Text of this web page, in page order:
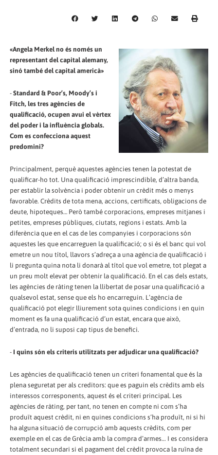
«Angela Merkel no és només un
representant del capital alemany,
sinó també del capital americà»
-Standard & Poor’s, Moody’s i
Fitch, les tres agències de
qualificació, ocupen avui el vèrtex
del poder i la influència globals.
Com es confecciona aquest
predomini?
Principalment, perquè aquestes agències tenen la potestat de
qualificar-ho tot. Una qualificació imprescindible, d’altra banda,
per establir la solvència i poder obtenir un crèdit més o menys
favorable. Crèdits de tota mena, accions, certificats, obligacions de
deute, hipoteques… Però també corporacions, empreses mitjanes i
petites, empreses públiques, ciutats, regions i estats. Amb la
diferència que en el cas de les companyies i corporacions són
aquestes les que encarreguen la qualificació; o si és el banc qui vol
emetre un nou títol, llavors s’adreça a una agència de qualificació i
li pregunta quina nota li donarà al títol que vol emetre, tot plegat a
un preu molt elevat per obtenir la qualificació. En el cas dels estats,
les agències de ràting tenen la llibertat de posar una qualificació a
qualsevol estat, sense que els ho encarreguin. L’agència de
qualificació pot elegir lliurement sota quines condicions i en quin
moment es fa una qualificació d’un estat, encara que això,
d’entrada, no li suposi cap tipus de benefici.
- I quins són els criteris utilitzats per adjudicar una qualificació?
Les agències de qualificació tenen un criteri fonamental que és la
plena seguretat per als creditors: que es paguin els crèdits amb els
interessos corresponents, aquest és el criteri principal. Les
agències de ràting, per tant, no tenen en compte ni com s’ha
produït aquest crèdit, ni en quines condicions s’ha produït, ni si hi
ha alguna situació de corrupció amb aquests crèdits, com per
exemple en el cas de Grècia amb la compra d’armes... I es considera
totalment secundari si el pagament del crèdit provoca la ruïna de